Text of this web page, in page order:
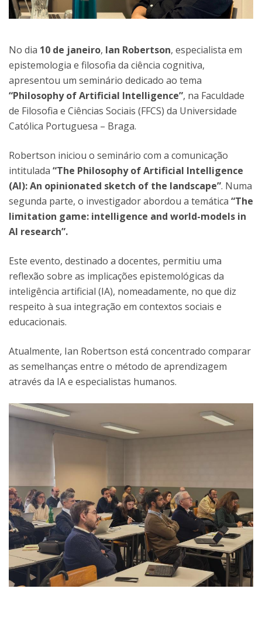
No dia 10 de janeiro, Ian Robertson, especialista em
epistemologia e filosofia da ciência cognitiva,
apresentou um seminário dedicado ao tema
“Philosophy of Artificial Intelligence”, na Faculdade
de Filosofia e Ciências Sociais (FFCS) da Universidade
Católica Portuguesa – Braga.
Robertson iniciou o seminário com a comunicação
intitulada “The Philosophy of Artificial Intelligence
(AI): An opinionated sketch of the landscape”. Numa
segunda parte, o investigador abordou a temática “The
limitation game: intelligence and world-models in
AI research”.
Este evento, destinado a docentes, permitiu uma
reflexão sobre as implicações epistemológicas da
inteligência artificial (IA), nomeadamente, no que diz
respeito à sua integração em contextos sociais e
educacionais.
Atualmente, Ian Robertson está concentrado comparar
as semelhanças entre o método de aprendizagem
através da IA e especialistas humanos.